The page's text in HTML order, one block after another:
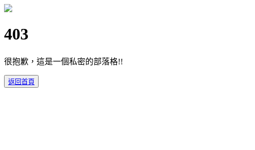
403
很抱歉，這是一個私密的部落格!!
返回首頁